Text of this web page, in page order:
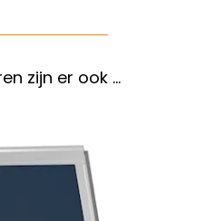
zijn er ook …